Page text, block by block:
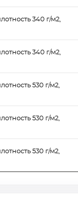
340 г/м2,
340 г/м2,
530 г/м2,
530 г/м2,
530 г/м2,